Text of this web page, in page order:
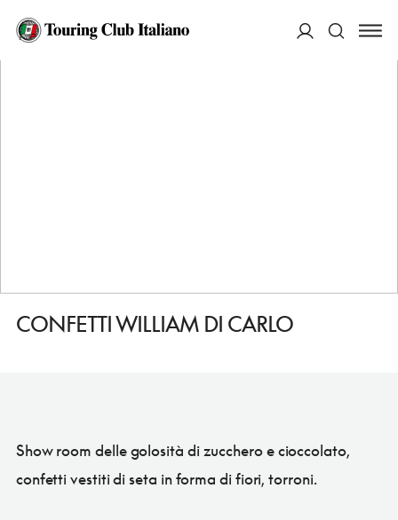
HOME
CONFETTI WILLIAM DI CARLO
Show room delle golosità di zucchero e cioccolato,
confetti vestiti di seta in forma di fiori, torroni.